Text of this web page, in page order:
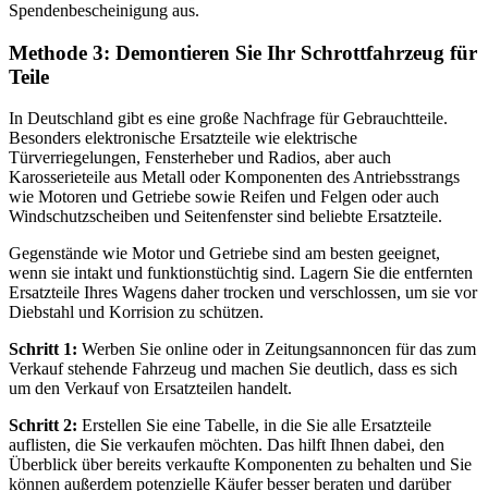
Spendenbescheinigung aus.
Methode 3: Demontieren Sie Ihr Schrottfahrzeug für
Teile
In Deutschland gibt es eine große Nachfrage für Gebrauchtteile.
Besonders elektronische Ersatzteile wie elektrische
Türverriegelungen, Fensterheber und Radios, aber auch
Karosserieteile aus Metall oder Komponenten des Antriebsstrangs
wie Motoren und Getriebe sowie Reifen und Felgen oder auch
Windschutzscheiben und Seitenfenster sind beliebte Ersatzteile.
Gegenstände wie Motor und Getriebe sind am besten geeignet,
wenn sie intakt und funktionstüchtig sind. Lagern Sie die entfernten
Ersatzteile Ihres Wagens daher trocken und verschlossen, um sie vor
Diebstahl und Korrision zu schützen.
Schritt 1: Werben Sie online oder in Zeitungsannoncen für das zum
Verkauf stehende Fahrzeug und machen Sie deutlich, dass es sich
um den Verkauf von Ersatzteilen handelt.
Schritt 2: Erstellen Sie eine Tabelle, in die Sie alle Ersatzteile
auflisten, die Sie verkaufen möchten. Das hilft Ihnen dabei, den
Überblick über bereits verkaufte Komponenten zu behalten und Sie
können außerdem potenzielle Käufer besser beraten und darüber